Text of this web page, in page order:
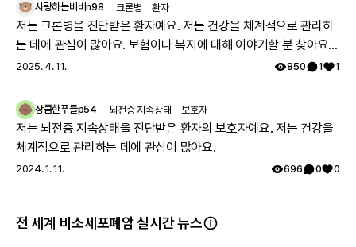
사랑하는비버n98 크론병 환자
저는 크론병을 진단받은 환자예요. 저는 건강을 체계적으로 관리하
는 데에 관심이 많아요. 보험이나 복지에 대해 이야기할 분 찾아요
👏🏻
2025. 4. 11. 850 1 1
상큼한푸들p54 뇌전증 지속상태 보호자
저는 뇌전증 지속상태을 진단받은 환자의 보호자예요. 저는 건강을
체계적으로 관리하는 데에 관심이 많아요.
2024. 1. 11. 696 0 0
전 세계 비소세포폐암 실시간 뉴스